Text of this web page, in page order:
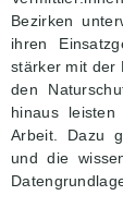
Bezirken
ihren
stärker mit der
den
hinaus leisten
Arbeit. Dazu
und die